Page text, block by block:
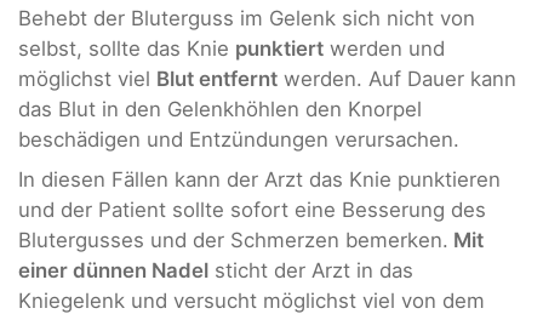
Behebt der Bluterguss im Gelenk sich nicht von
selbst, sollte das Knie punktiert werden und
möglichst viel Blut entfernt werden. Auf Dauer kann
das Blut in den Gelenkhöhlen den Knorpel
beschädigen und Entzündungen verursachen.
In diesen Fällen kann der Arzt das Knie punktieren
und der Patient sollte sofort eine Besserung des
Blutergusses und der Schmerzen bemerken. Mit
einer dünnen Nadel sticht der Arzt in das
Kniegelenk und versucht möglichst viel von dem